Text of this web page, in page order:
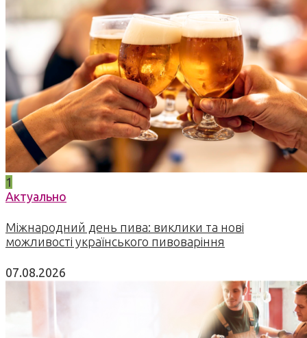
1
Актуально
Міжнародний день пива: виклики та нові
можливості українського пивоваріння
07.08.2026